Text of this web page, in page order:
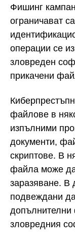
Фишинг
ограничават
операции се
зловреден
прикачени
файлове в
изпълними
документи,
скриптове. В
файла може
заразяване. В
подвеждани
допълнителни
зловредния